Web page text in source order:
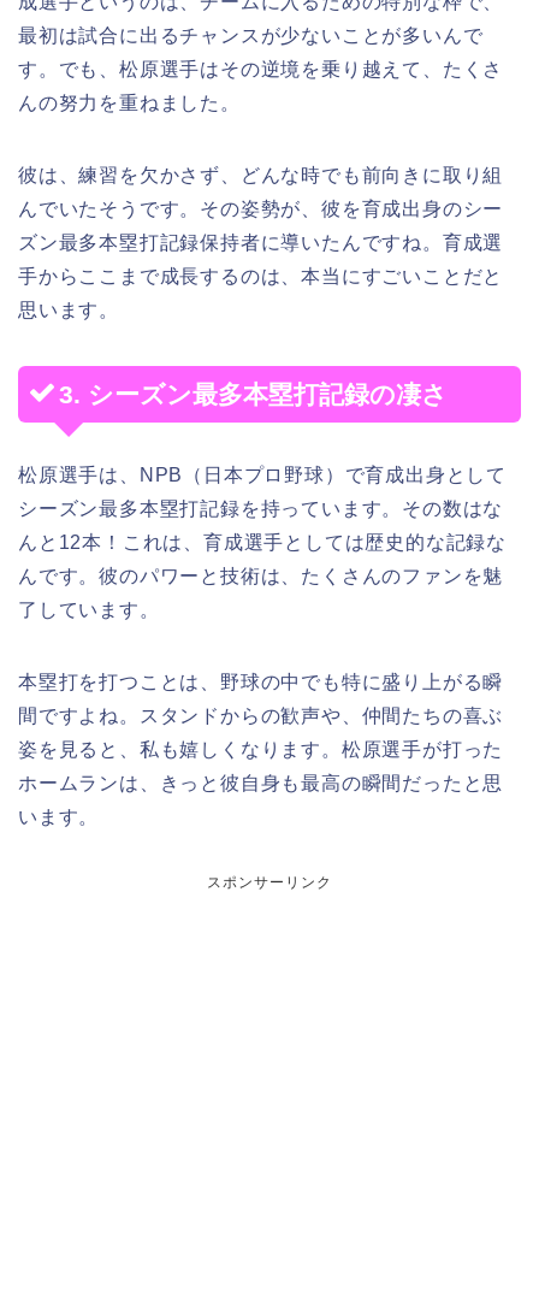
最初は試合に出るチャンスが少ないことが多いんで
す。でも、松原選手はその逆境を乗り越えて、たくさ
んの努力を重ねました。
彼は、練習を欠かさず、どんな時でも前向きに取り組
んでいたそうです。その姿勢が、彼を育成出身のシー
ズン最多本塁打記録保持者に導いたんですね。育成選
手からここまで成長するのは、本当にすごいことだと
思います。
3. シーズン最多本塁打記録の凄さ
松原選手は、NPB（日本プロ野球）で育成出身として
シーズン最多本塁打記録を持っています。その数はな
んと12本！これは、育成選手としては歴史的な記録な
んです。彼のパワーと技術は、たくさんのファンを魅
了しています。
本塁打を打つことは、野球の中でも特に盛り上がる瞬
間ですよね。スタンドからの歓声や、仲間たちの喜ぶ
姿を見ると、私も嬉しくなります。松原選手が打った
ホームランは、きっと彼自身も最高の瞬間だったと思
います。
スポンサーリンク